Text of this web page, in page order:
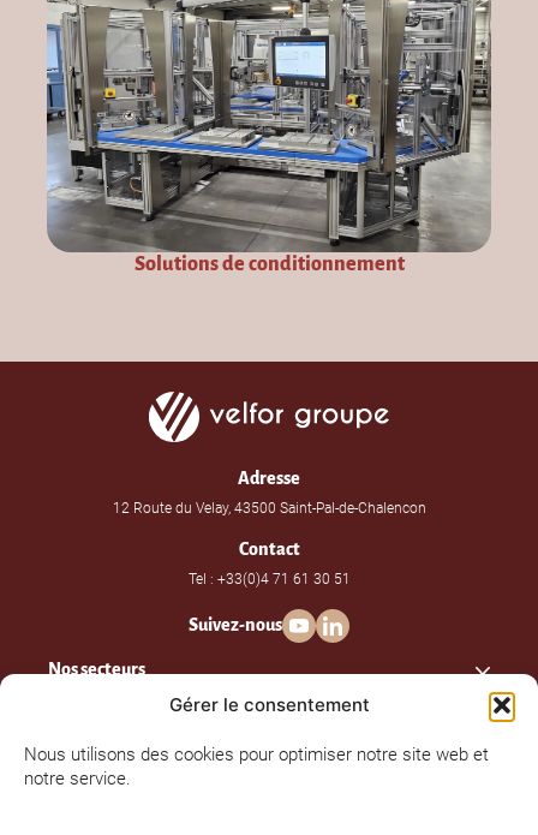
Gérer le consentement
Nous utilisons des cookies pour optimiser notre site web et
notre service.
Solutions de conditionnement
Adresse
12 Route du Velay, 43500 Saint-Pal-de-Chalencon
Contact
Tel : +33(0)4 71 61 30 51
Suivez-nous
Nos secteurs